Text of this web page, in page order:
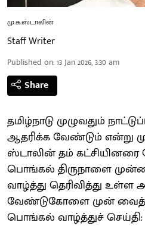
மு.க.ஸ்டாலின்
Staff Writer
Published on:13 Jan 2026, 3:30 am
Share
தமிழ்நாடு முழுவதும்
ஆதரிக்க வேண்டும் என்று
ஸ்டாலின் தம்
பொங்கல் திருநாளை
வாழ்த்து தெரிவித்து உள்ள
வேண்டுகோளை முன்
பொங்கல் வாழ்த்துச் செய்தி: